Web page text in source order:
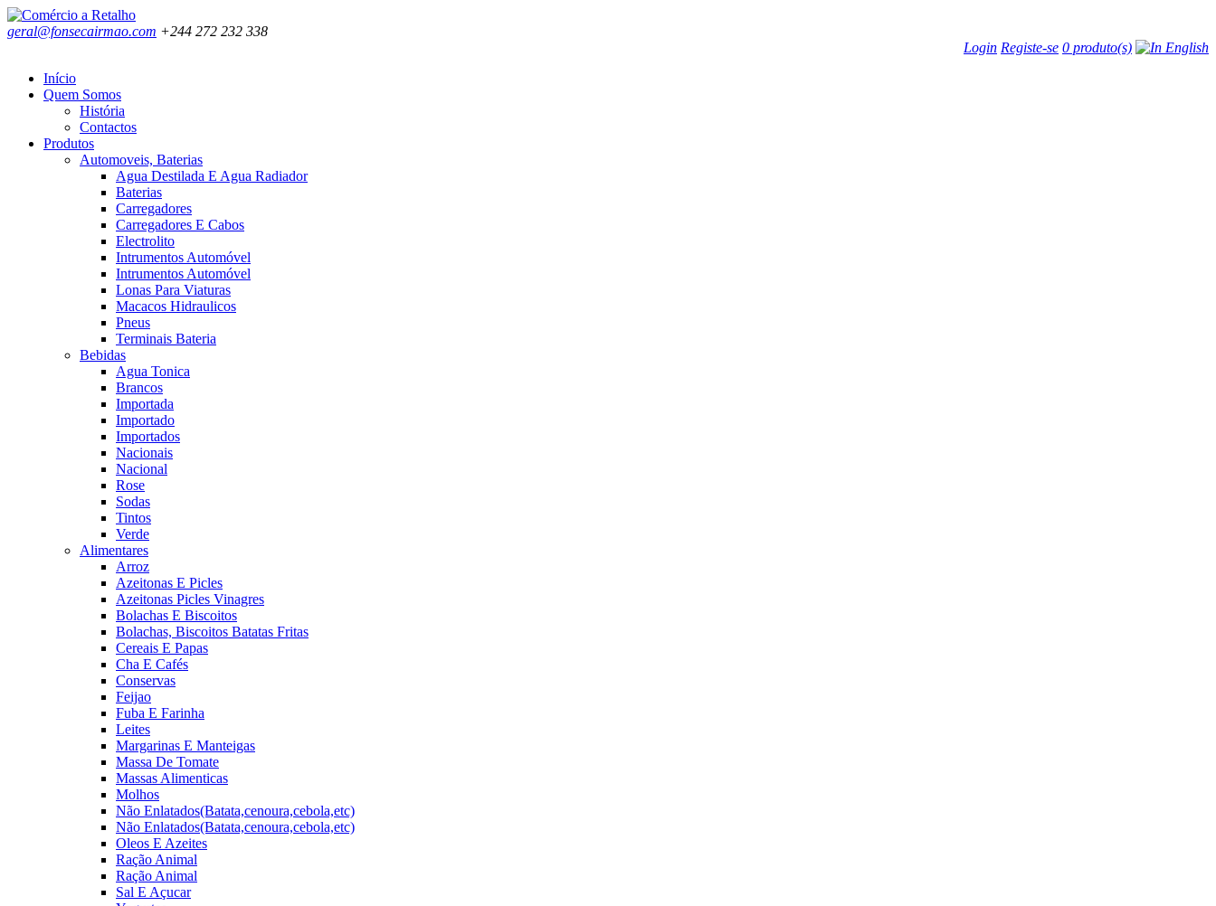
geral@fonsecairmao.com +244 272 232 338
Login Registe-se 0 produto(s)
Início
Quem Somos
História
Contactos
Produtos
Automoveis, Baterias
Agua Destilada E Agua Radiador
Baterias
Carregadores
Carregadores E Cabos
Electrolito
Intrumentos Automóvel
Intrumentos Automóvel
Lonas Para Viaturas
Macacos Hidraulicos
Pneus
Terminais Bateria
Bebidas
Agua Tonica
Brancos
Importada
Importado
Importados
Nacionais
Nacional
Rose
Sodas
Tintos
Verde
Alimentares
Arroz
Azeitonas E Picles
Azeitonas Picles Vinagres
Bolachas E Biscoitos
Bolachas, Biscoitos Batatas Fritas
Cereais E Papas
Cha E Cafés
Conservas
Feijao
Fuba E Farinha
Leites
Margarinas E Manteigas
Massa De Tomate
Massas Alimenticas
Molhos
Não Enlatados(Batata,cenoura,cebola,etc)
Não Enlatados(Batata,cenoura,cebola,etc)
Oleos E Azeites
Ração Animal
Ração Animal
Sal E Açucar